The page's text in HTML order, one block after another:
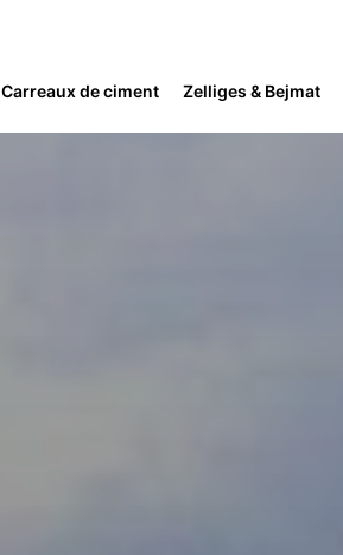
Carreaux de ciment Zelliges & Bejmat